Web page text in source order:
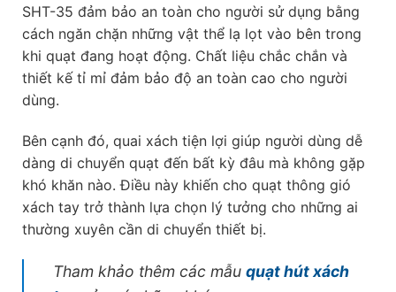
SHT-35 đảm bảo an toàn cho người sử dụng bằng
cách ngăn chặn những vật thể lạ lọt vào bên trong
khi quạt đang hoạt động. Chất liệu chắc chắn và
thiết kế tỉ mỉ đảm bảo độ an toàn cao cho người
dùng.
Bên cạnh đó, quai xách tiện lợi giúp người dùng dễ
dàng di chuyển quạt đến bất kỳ đâu mà không gặp
khó khăn nào. Điều này khiến cho quạt thông gió
xách tay trở thành lựa chọn lý tưởng cho những ai
thường xuyên cần di chuyển thiết bị.
Tham khảo thêm các mẫu quạt hút xách